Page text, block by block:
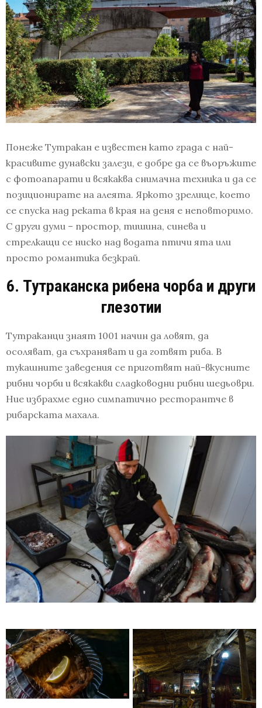
Понеже Тутракан е известен като града с най-
красивите дунавски залези, е добре да се въоръжите
с фотоапарати и всякаква снимачна техника и да се
позиционирате на алеята. Яркото зрелище, което
се спуска над реката в края на деня е неповторимо.
С други думи – простор, тишина, синева и
стрелкащи се ниско над водата птичи ята или
просто романтика безкрай.
6. Тутраканска рибена чорба и други
глезотии
Тутраканци знаят 1001 начин да ловят, да
осоляват, да съхраняват и да готвят риба. В
тукашните заведения се приготвят най-вкусните
рибни чорби и всякакви сладководни рибни шедьоври.
Ние избрахме едно симпатично ресторантче в
рибарската махала.